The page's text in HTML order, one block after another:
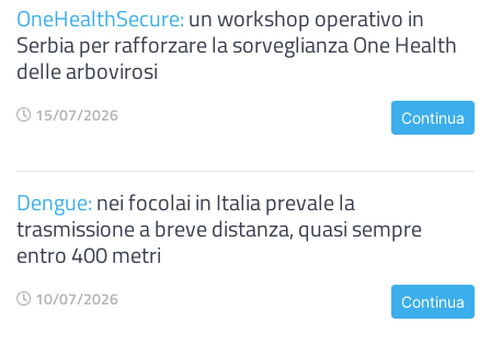
OneHealthSecure:un workshop operativo in
Serbia per rafforzare la sorveglianza One Health
delle arbovirosi
15/07/2026 Continua
Dengue:nei focolai in Italia prevale la
trasmissione a breve distanza, quasi sempre
entro 400 metri
10/07/2026 Continua